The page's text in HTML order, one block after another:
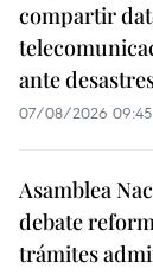
compartir
ante
07/08/2026 09:45
Asamblea
debate
trámites